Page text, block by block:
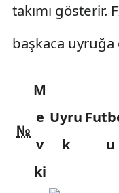
takımı gösterir.
başkaca
№
M
e
v
ki
Uyru
k
u